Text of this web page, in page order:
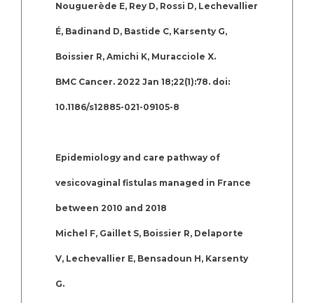
Nouguerède E, Rey D, Rossi D, Lechevallier
É, Badinand D, Bastide C, Karsenty G,
Boissier R, Amichi K, Muracciole X.
BMC Cancer. 2022 Jan 18;22(1):78. doi:
10.1186/s12885-021-09105-8
Epidemiology and care pathway of
vesicovaginal fistulas managed in France
between 2010 and 2018
Michel F, Gaillet S, Boissier R, Delaporte
V, Lechevallier E, Bensadoun H, Karsenty
G.